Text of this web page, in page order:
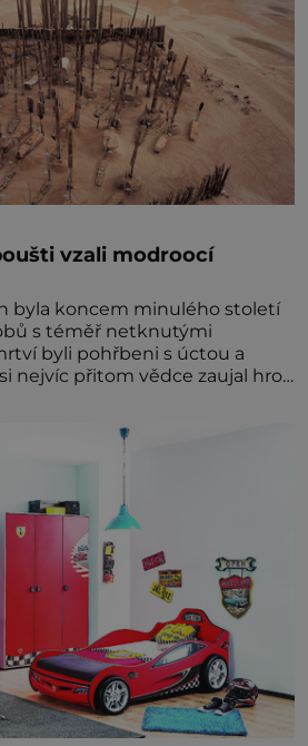
vzali modroocí
byla koncem minulého století
s téměř netknutými
byli pohřbeni s úctou a
nejvíc přitom vědce zaujal hrob
dobře zachovalá, přičítají
podmínkám. Sucho,